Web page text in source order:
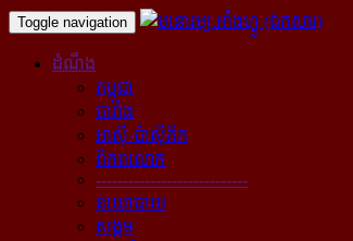
Toggle navigation
ដំណឹង
កម្ពុជា
បារាំង
អាស៊ី-ប៉ាស៊ីភិក
ពិភពលោក
----------------------------
នយោបាយ
សង្គម